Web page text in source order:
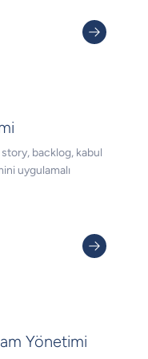
backlog, kabul
uygulamalı
Yönetimi